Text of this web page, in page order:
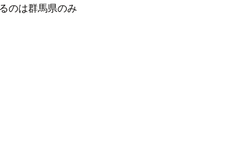
のは群馬県のみ